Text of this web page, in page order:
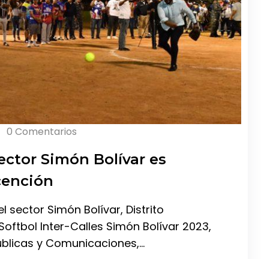
0 Comentarios
Simón Bolívar es
sector Simón Bolívar, Distrito
Inter-Calles Simón Bolívar 2023,
y Comunicaciones,…